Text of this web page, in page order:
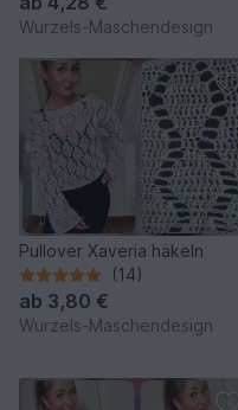
Wurzels-Maschendesign
Pullover Xaveria häkeln
(14)
ab 3,80 €
Wurzels-Maschendesign